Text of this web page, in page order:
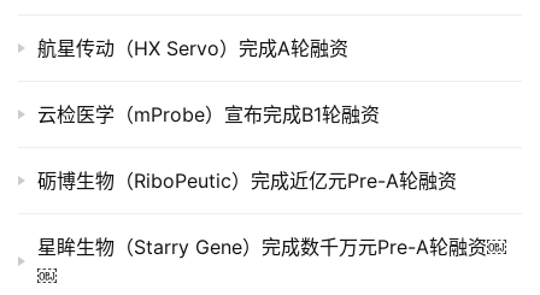
重
司
上
航星传动（HX Servo）完成A轮融资
云检医学（mProbe）宣布完成B1轮融资
砺博生物（RiboPeutic）完成近亿元Pre-A轮融资
星眸生物（Starry Gene）完成数千万元Pre-A轮融资￼
￼